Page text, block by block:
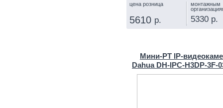
цена розница
5610 р.
монтажным
5330 р.
Мини-PT IP-
Dahua DH-IPC-H3DP-3F-